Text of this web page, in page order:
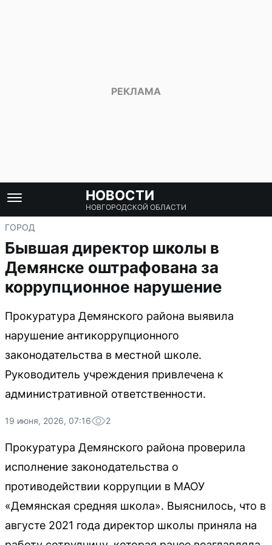
НОВОСТИ
НОВГОРОДСКОЙ ОБЛАСТИ
ГОРОД
Бывшая директор школы в
Демянске оштрафована за
коррупционное нарушение
Прокуратура Демянского района выявила
нарушение антикоррупционного
законодательства в местной школе.
Руководитель учреждения привлечена к
административной ответственности.
19 июня, 2026, 07:16 2
Прокуратура Демянского района проверила
исполнение законодательства о
противодействии коррупции в МАОУ
«Демянская средняя школа». Выяснилось, что в
августе 2021 года директор школы приняла на